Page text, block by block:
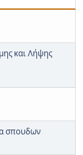
και Λήψης
σπουδων